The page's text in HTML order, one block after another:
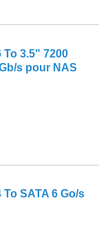
3.5" 7200
s pour NAS
SATA 6 Go/s